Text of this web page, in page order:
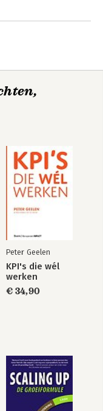
Peter Geelen
KPI's die wél
werken
€ 34,90